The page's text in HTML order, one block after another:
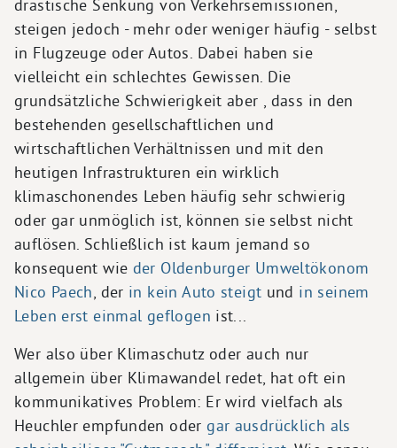
drastische Senkung von Verkehrsemissionen,
steigen jedoch - mehr oder weniger häufig - selbst
in Flugzeuge oder Autos. Dabei haben sie
vielleicht ein schlechtes Gewissen. Die
grundsätzliche Schwierigkeit aber , dass in den
bestehenden gesellschaftlichen und
wirtschaftlichen Verhältnissen und mit den
heutigen Infrastrukturen ein wirklich
klimaschonendes Leben häufig sehr schwierig
oder gar unmöglich ist, können sie selbst nicht
auflösen. Schließlich ist kaum jemand so
konsequent wie der Oldenburger Umweltökonom
Nico Paech, der in kein Auto steigt und in seinem
Leben erst einmal geflogen ist...
Wer also über Klimaschutz oder auch nur
allgemein über Klimawandel redet, hat oft ein
kommunikatives Problem: Er wird vielfach als
Heuchler empfunden oder gar ausdrücklich als